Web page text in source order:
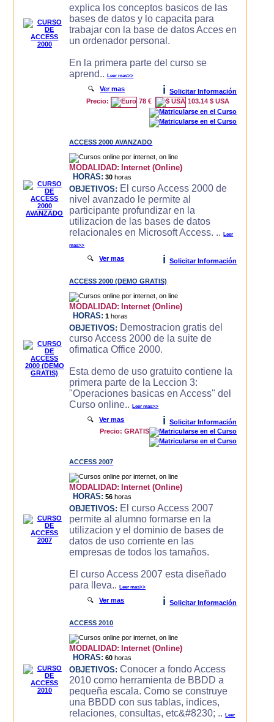
explica los conceptos basicos de las
bases de datos y lo capacita para
trabajar con la base de datos Acces en
un ordenador personal.
En la primera parte del curso se
aprend..Leer mas>>
🔍Ver mas i
Solicitar Información
Precio:
78 € 103.14 $ USA
ACCESS 2000 AVANZADO
MODALIDAD: Internet (Online)
HORAS: 30 horas
OBJETIVOS: El curso Access 2000 de
nivel avanzado le permite al
participante profundizar en la
utilizacion de las bases de datos
relacionales en Microsoft Access. ..Leer
mas>>
🔍Ver mas i Solicitar Información
ACCESS 2000 (DEMO GRATIS)
MODALIDAD: Internet (Online)
HORAS: 1 horas
OBJETIVOS: Demostracion gratis del
curso Access 2000 de la suite de
ofimatica Office 2000.
Esta demo de uso gratuito contiene la
primera parte de la Leccion 3:
"Operaciones basicas en Access" del
Curso online..Leer mas>>
🔍Ver mas i
Solicitar Información
Precio: GRATIS
ACCESS 2007
MODALIDAD: Internet (Online)
HORAS: 56 horas
OBJETIVOS: El curso Access 2007
permite al alumno formarse en la
utilizacion y el dominio de bases de
datos de uso corriente en las
empresas de todos los tamaños.
El curso Access 2007 esta diseñado
para lleva..Leer mas>>
🔍Ver mas i Solicitar Información
ACCESS 2010
MODALIDAD: Internet (Online)
HORAS: 60 horas
OBJETIVOS: Conocer a fondo Access
2010 como herramienta de BBDD a
pequeña escala. Como se construye
una BBDD con sus tablas, indices,
relaciones, consultas, etc&#8230; ..Leer